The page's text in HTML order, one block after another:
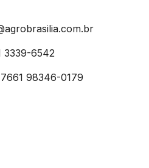
3339-6542
61 98346-0179